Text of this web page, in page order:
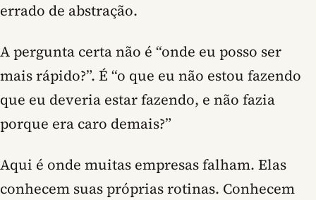
errado de abstração.
A pergunta certa não é “onde eu posso ser
mais rápido?”. É “o que eu não estou fazendo
que eu deveria estar fazendo, e não fazia
porque era caro demais?”
Aqui é onde muitas empresas falham. Elas
conhecem suas próprias rotinas. Conhecem